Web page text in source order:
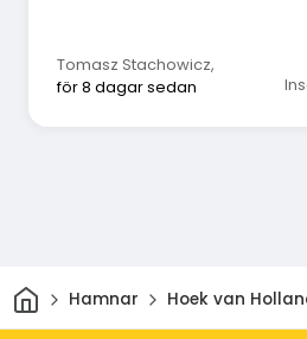
Tomasz Stachowicz,
för 8 dagar sedan
HemHamnar Hoek van